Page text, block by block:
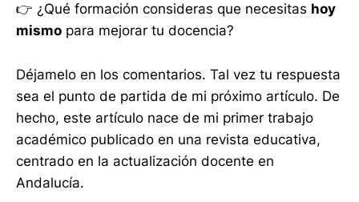
👉 ¿Qué formación consideras que necesitas hoy
mismo para mejorar tu docencia?
Déjamelo en los comentarios. Tal vez tu respuesta
sea el punto de partida de mi próximo artículo. De
hecho, este artículo nace de mi primer trabajo
académico publicado en una revista educativa,
centrado en la actualización docente en
Andalucía.